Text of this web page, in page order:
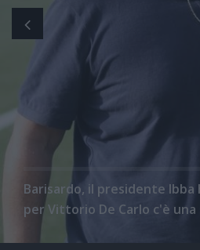
Barisardo, il presidente
per Vittorio De Carlo c'è una